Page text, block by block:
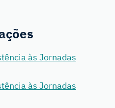
às Jornadas
às Jornadas